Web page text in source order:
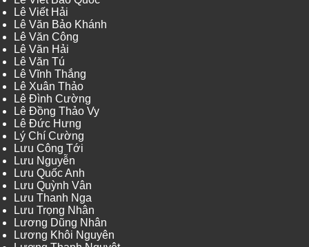
Lê Viết Hải
Lê Văn Bảo Khánh
Lê Văn Công
Lê Văn Hải
Lê Văn Tú
Lê Vĩnh Thắng
Lê Xuân Thảo
Lê Đình Cường
Lê Đồng Thảo Vy
Lê Đức Hưng
Lý Chí Cường
Lưu Công Tới
Lưu Nguyễn
Lưu Quốc Anh
Lưu Quỳnh Vân
Lưu Thanh Nga
Lưu Trọng Nhân
Lương Dũng Nhân
Lương Khôi Nguyên